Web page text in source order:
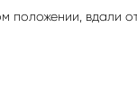
положении, вдали